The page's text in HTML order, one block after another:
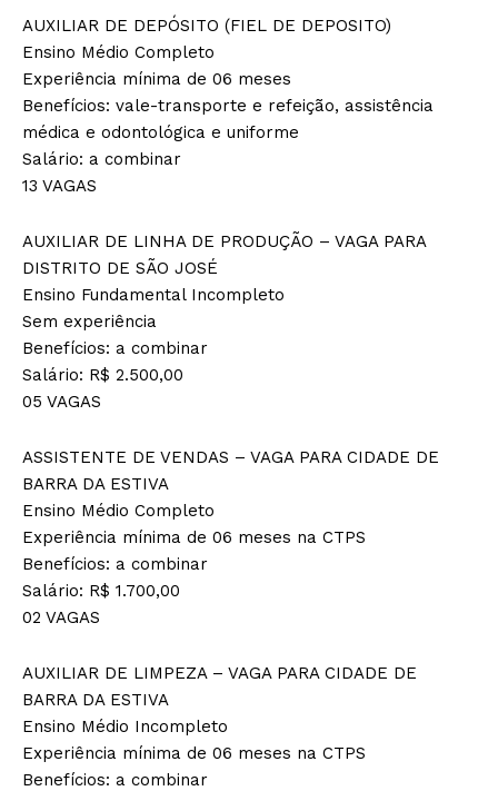
AUXILIAR DE DEPÓSITO (FIEL DE DEPOSITO)
Ensino Médio Completo
Experiência mínima de 06 meses
Benefícios: vale-transporte e refeição, assistência
médica e odontológica e uniforme
Salário: a combinar
13 VAGAS
AUXILIAR DE LINHA DE PRODUÇÃO – VAGA PARA
DISTRITO DE SÃO JOSÉ
Ensino Fundamental Incompleto
Sem experiência
Benefícios: a combinar
Salário: R$ 2.500,00
05 VAGAS
ASSISTENTE DE VENDAS – VAGA PARA CIDADE DE
BARRA DA ESTIVA
Ensino Médio Completo
Experiência mínima de 06 meses na CTPS
Benefícios: a combinar
Salário: R$ 1.700,00
02 VAGAS
AUXILIAR DE LIMPEZA – VAGA PARA CIDADE DE
BARRA DA ESTIVA
Ensino Médio Incompleto
Experiência mínima de 06 meses na CTPS
Benefícios: a combinar